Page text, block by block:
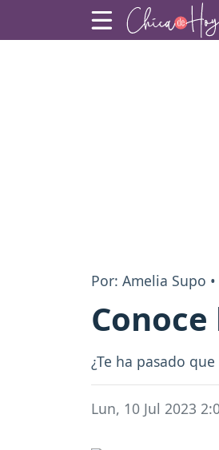
Por: Amelia Supo
¿Te ha pasado
Lun, 10 Jul 2023